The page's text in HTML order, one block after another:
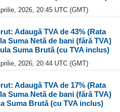
2026, 20:45 UTC (GMT)
Adaugă TVA de 43% (Rata
Suma Netă de bani (fără TVA)
Suma Brută (cu TVA inclus)
2026, 20:44 UTC (GMT)
Adaugă TVA de 17% (Rata
Suma Netă de bani (fără TVA)
Suma Brută (cu TVA inclus)